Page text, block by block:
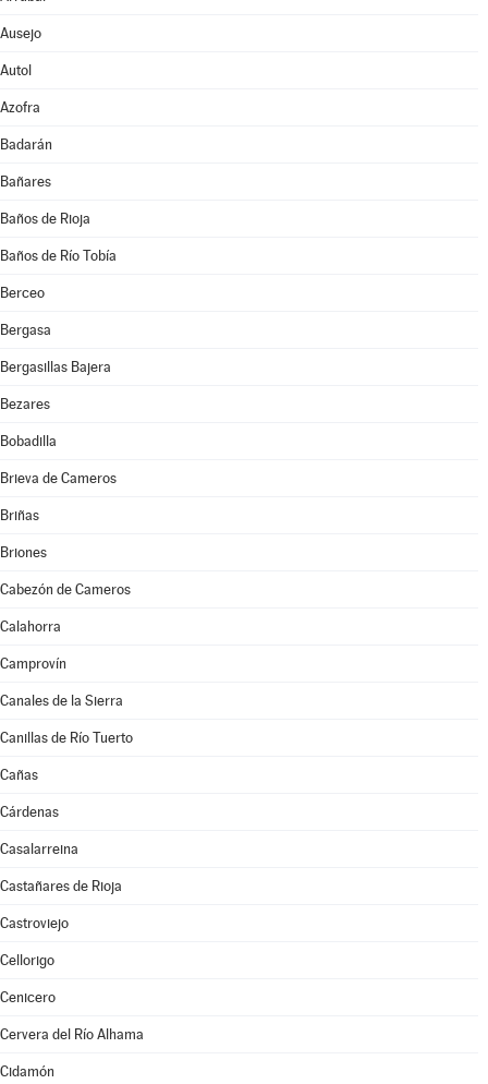
Ausejo
Autol
Azofra
Badarán
Bañares
Baños de Rioja
Baños de Río Tobía
Berceo
Bergasa
Bergasillas Bajera
Bezares
Bobadilla
Brieva de Cameros
Briñas
Briones
Cabezón de Cameros
Calahorra
Camprovín
Canales de la Sierra
Canillas de Río Tuerto
Cañas
Cárdenas
Casalarreina
Castañares de Rioja
Castroviejo
Cellorigo
Cenicero
Cervera del Río Alhama
Cidamón